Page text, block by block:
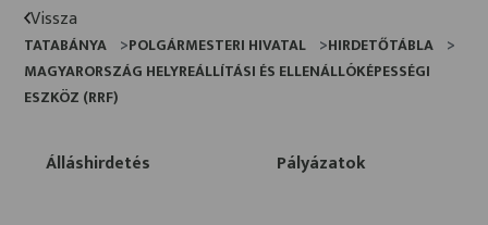
Vissza
TATABÁNYA POLGÁRMESTERI HIVATAL
HIRDETŐTÁBLA
MAGYARORSZÁG HELYREÁLLÍTÁSI ÉS ELLENÁLLÓKÉPESSÉGI
ESZKÖZ (RRF)
Álláshirdetés Pályázatok